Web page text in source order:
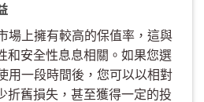
場上擁有較高的保值率，這與
和安全性息息相關。如果您選
用一段時間後，您可以以相對
折舊損失，甚至獲得一定的投